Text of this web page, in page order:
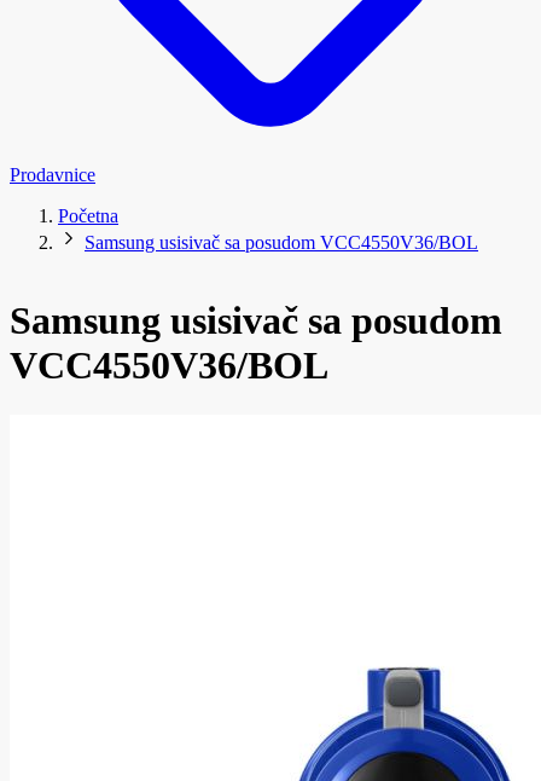
Prodavnice
Početna
Samsung usisivač sa posudom VCC4550V36/BOL
Samsung usisivač sa posudom
VCC4550V36/BOL